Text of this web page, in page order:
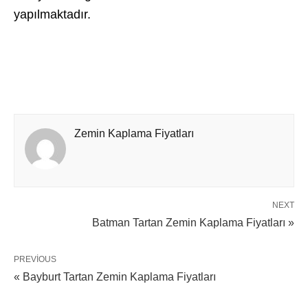
yapılmaktadır.
Zemin Kaplama Fiyatları
NEXT
Batman Tartan Zemin Kaplama Fiyatları »
PREVIOUS
« Bayburt Tartan Zemin Kaplama Fiyatları